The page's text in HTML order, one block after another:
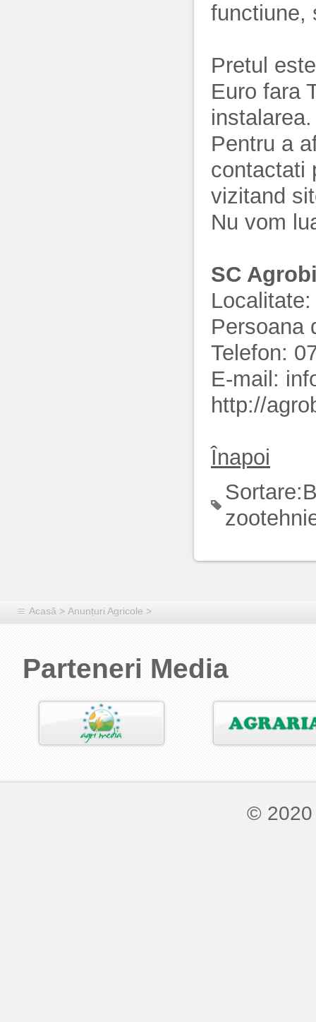
functiune,
Pretul
Euro fara
instalarea.
Pentru a
contactati
vizitand
Nu vom
SC
Persoana
Telefon:
E-mail:
http://
Înapoi
Sortare:
Acasă > Anunțuri Agricole >
Parteneri Media
©